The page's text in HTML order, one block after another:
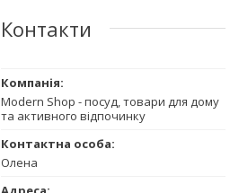
Контакти
Modern Shop - посуд, товари для дому
та активного відпочинку
Олена